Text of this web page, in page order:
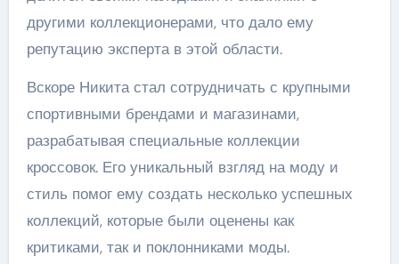
другими коллекционерами, что дало ему
репутацию эксперта в этой области.
Вскоре Никита стал сотрудничать с крупными
спортивными брендами и магазинами,
разрабатывая специальные коллекции
кроссовок. Его уникальный взгляд на моду и
стиль помог ему создать несколько успешных
коллекций, которые были оценены как
критиками, так и поклонниками моды.